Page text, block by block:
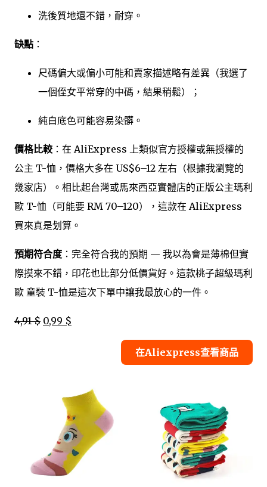
洗後質地還不錯，耐穿。
缺點 ：
尺碼偏大或偏小可能和賣家描述略有差異（我選了
一個侄女平常穿的中碼，結果稍鬆）；
純白底色可能容易染髒。
價格比較 ：在 AliExpress 上類似官方授權或無授權的
公主 T-恤，價格大多在 US$6–12 左右（根據我瀏覽的
幾家店）。相比起台灣或馬來西亞實體店的正版公主瑪利
歐 T-恤（可能要 RM 70–120），這款在 AliExpress
買來真是划算。
預期符合度 ：完全符合我的預期 — 我以為會是薄棉但實
際摸來不錯，印花也比部分低價貨好。這款桃子超級瑪利
歐 童裝 T-恤是這次下單中讓我最放心的一件。
4,91 $ 0,99 $
在Aliexpress查看商品